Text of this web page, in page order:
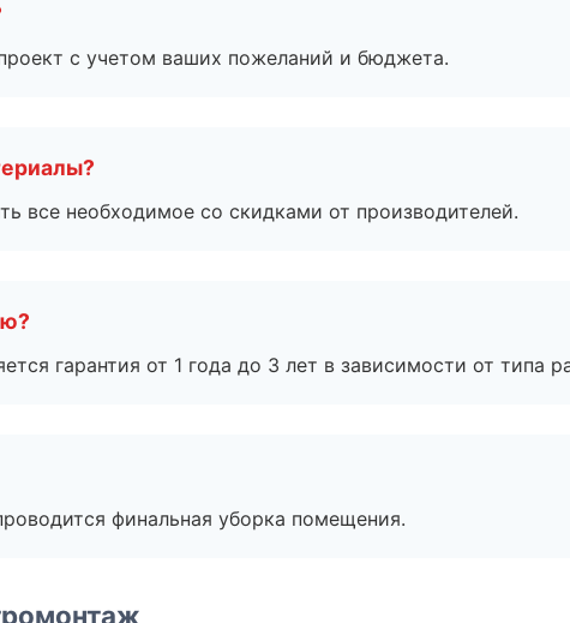
с учетом ваших пожеланий и бюджета.
все необходимое со скидками от производителей.
гарантия от 1 года до 3 лет в зависимости от типа
финальная уборка помещения.